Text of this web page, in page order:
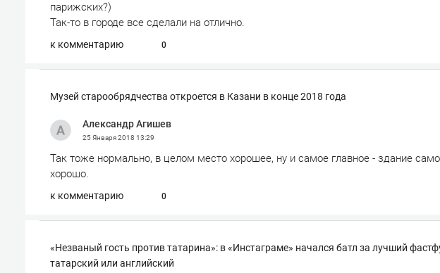
парижских?)
Так-то в городе все сделали на отлично.
к комментарию 0
Музей старообрядчества откроется в Казани в конце 2018 года
Александр Агишев
25 Января 2018 13:29
Так тоже нормально, в целом место хорошее, ну и самое главное - здание
хорошо.
к комментарию 0
«Незваный гость против татарина»: в «Инстаграме» начался батл за лучший
татарский или английский